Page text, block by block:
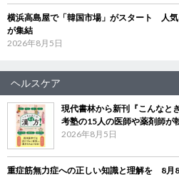
横浜高島屋で「韓国市場」がスタート 人
が集結
2026年8月5日
ヘルスケア
現代書林から新刊『こんな
考塾の15人の医師や薬剤師が
2026年8月5日
重症筋無力症への正しい知識と理解を 8月